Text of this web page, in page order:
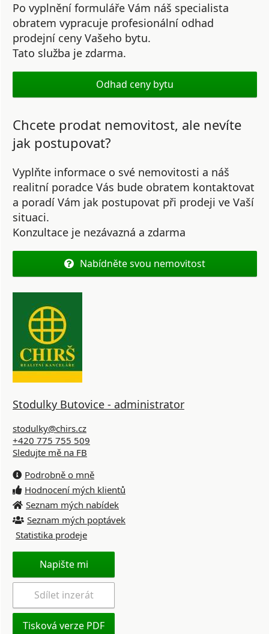
Po vyplnění formuláře Vám náš specialista
obratem vypracuje profesionální odhad
prodejní ceny Vašeho bytu.
Tato služba je zdarma.
Odhad ceny bytu
Chcete prodat nemovitost, ale nevíte
jak postupovat?
Vyplňte informace o své nemovitosti a náš
realitní poradce Vás bude obratem kontaktovat
a poradí Vám jak postupovat při prodeji ve Vaší
situaci.
Konzultace je nezávazná a zdarma
Nabídněte svou nemovitost
Stodulky Butovice - administrator
stodulky@chirs.cz
+420 775 755 509
Sledujte mě na FB
Podrobně o mně
Hodnocení mých klientů
Seznam mých nabídek
Seznam mých poptávek
Statistika prodeje
Napište mi
Sdílet inzerát
Tisková verze PDF